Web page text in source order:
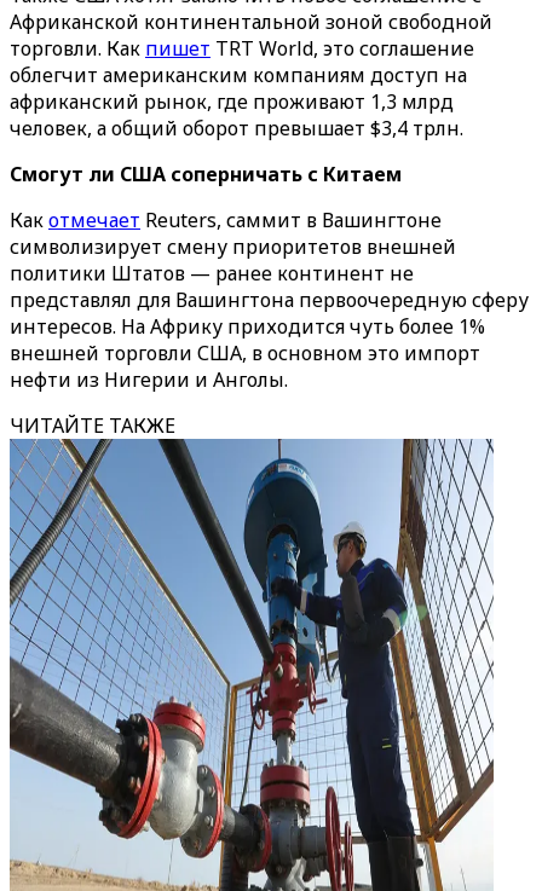
Африканской континентальной зоной свободной
торговли. Как пишет TRT World, это соглашение
облегчит американским компаниям доступ на
африканский рынок, где проживают 1,3 млрд
человек, а общий оборот превышает $3,4 трлн.
Смогут ли США соперничать с Китаем
Какотмечает Reuters, саммит в Вашингтоне
символизирует смену приоритетов внешней
политики Штатов — ранее континент не
представлял для Вашингтона первоочередную сферу
интересов. На Африку приходится чуть более 1%
внешней торговли США, в основном это импорт
нефти из Нигерии и Анголы.
ЧИТАЙТЕ ТАКЖЕ